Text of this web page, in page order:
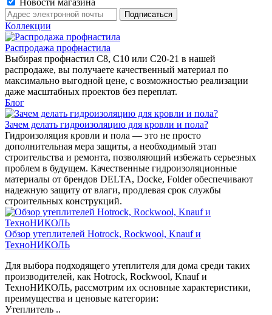
Новости магазина
Коллекции
Распродажа профнастила
Выбирая профнастил C8, C10 или C20-21 в нашей
распродаже, вы получаете качественный материал по
максимально выгодной цене, с возможностью реализации
даже масштабных проектов без переплат.
Блог
Зачем делать гидроизоляцию для кровли и пола?
Гидроизоляция кровли и пола — это не просто
дополнительная мера защиты, а необходимый этап
строительства и ремонта, позволяющий избежать серьезных
проблем в будущем. Качественные гидроизоляционные
материалы от брендов DELTA, Docke, Folder обеспечивают
надежную защиту от влаги, продлевая срок службы
строительных конструкций.
Обзор утеплителей Hotrock, Rockwool, Knauf и
ТехноНИКОЛЬ
Для выбора подходящего утеплителя для дома среди таких
производителей, как Hotrock, Rockwool, Knauf и
ТехноНИКОЛЬ, рассмотрим их основные характеристики,
преимущества и ценовые категории:
Утеплитель ..